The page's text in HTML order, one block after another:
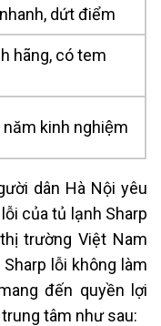
dứt điểm
hãng, có tem
năm kinh nghiệm
dân Hà Nội yêu
của tủ lạnh Sharp
trường Việt Nam
lỗi không làm
đến quyền lợi
tâm như sau: